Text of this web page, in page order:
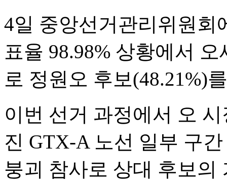
4일 중앙선거관리위원회
표율 98.98% 상황에서
로 정원오 후보(48.21%)
이번 선거 과정에서 오
진 GTX-A 노선 일부 구
붕괴 참사로 상대 후보의